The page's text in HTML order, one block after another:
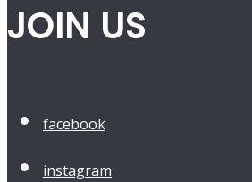
JOIN US
facebook
instagram